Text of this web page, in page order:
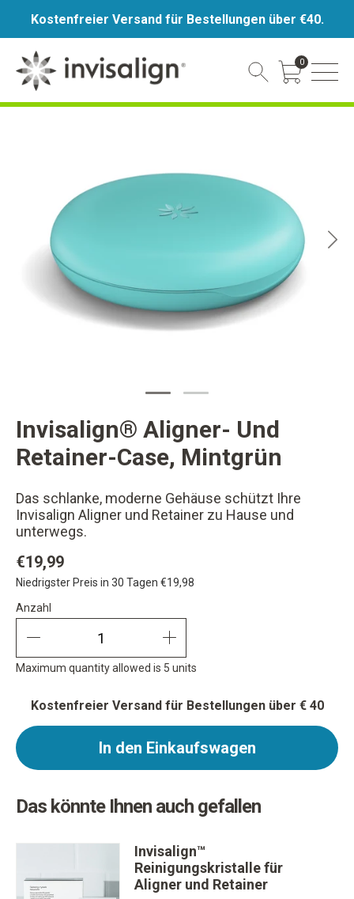
Kostenfreier Versand für Bestellungen über €40.
button
0
Invisalign® Aligner- Und
Retainer-Case, Mintgrün
Das schlanke, moderne Gehäuse schützt Ihre
Invisalign Aligner und Retainer zu Hause und
unterwegs.
€19,99
Niedrigster Preis in 30 Tagen €19,98
Anzahl
Anzahl
Maximum quantity allowed is 5 units
Kostenfreier Versand für Bestellungen über € 40
In den Einkaufswagen
Das könnte Ihnen auch gefallen
Invisalign™
Reinigungskristalle für
Aligner und Retainer